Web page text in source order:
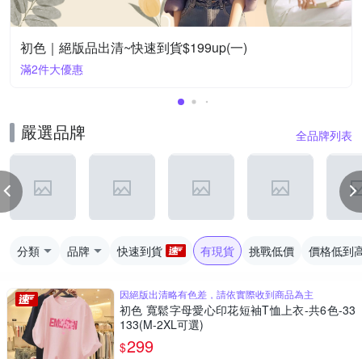
初色｜絕版品出清~快速到貨$199up(一)
滿2件大優惠
嚴選品牌 全品牌列表
分類 品牌 快速到貨 有現貨 挑戰低價 價格低到
因絕版出清略有色差，請依實際收到商品為主
初色 寬鬆字母愛心印花短袖T恤上衣-共6色-33
133(M-2XL可選)
$299